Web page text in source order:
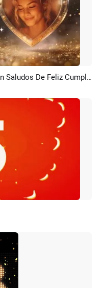
Personalizar Presentación De Diapositivas Con Saludos De Feliz Cumpleaños Dorados Y Cuenta Regresiva